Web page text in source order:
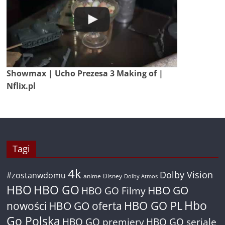
Showmax | Ucho Prezesa 3 Making of |
Nflix.pl
Tagi
#zostanwdomu 4k anime Disney Dolby Atmos Dolby Vision
HBO HBO GO HBO GO Filmy HBO GO
nowości HBO GO oferta HBO GO PL Hbo
Go Polska HBO GO premiery HBO GO seriale